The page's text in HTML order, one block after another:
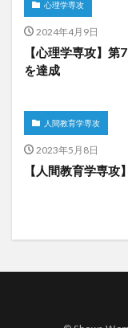
心理学専攻
2024年4月9日
【心理学専攻】
を達成
人間教育学専攻
2023年5月8日
【人間教育学専攻